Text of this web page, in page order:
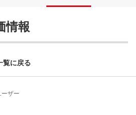
情報
覧に戻る
ザー